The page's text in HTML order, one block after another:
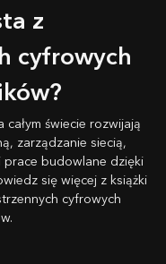
z
cyfrowych
świecie rozwijają
zarządzanie siecią,
budowlane dzięki
się więcej zksiążki
cyfrowych
.